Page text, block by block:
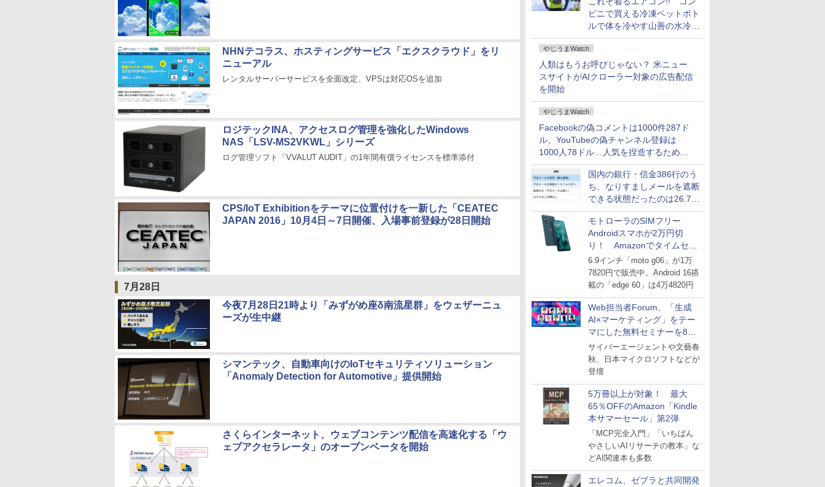
ビニで買える冷凍ペットボト
ルで体を冷やす山善の水冷ベ
ストがロードバイクにちょう
どいい【ぼっち・ざ・ろー
ど！その14】
やじうまWatch
人類はもうお呼びじゃない？ 米ニュー
スサイトがAIクローラー対象の広告配信
を開始
やじうまWatch
Facebookの偽コメントは1000件287ド
ル、YouTubeの偽チャンネル登録は
1000人78ドル…人気を捏造するための
価格リストが公開中
国内の銀行・信金386行のう
ち、なりすましメールを遮断
できる状態だったのは26.7％
にとどまる～GMOブランド
セキュリティ調査
モトローラのSIMフリー
Androidスマホが2万円切
り！ Amazonでタイムセー
ル
6.9インチ「moto g06」が1万
7820円で販売中。Android 16搭
載の「edge 60」は4万4820円
Web担当者Forum、「生成
AI×マーケティング」をテー
マにした無料セミナーを8月
27日にオンライン開催
サイバーエージェントや文藝春
秋、日本マイクロソフトなどが
登壇
5万冊以上が対象！ 最大
65％OFFのAmazon「Kindle
本サマーセール」第2弾
「MCP完全入門」「いちばん
やさしいAIリサーチの教本」な
どAI関連本も多数
エレコム、ゼブラと共同開発
NHNテコラス、ホスティングサービス「エクスクラウド」をリ
ニューアル
レンタルサーバーサービスを全面改定、VPSは対応OSを追加
ロジテックINA、アクセスログ管理を強化したWindows
NAS「LSV-MS2VKWL」シリーズ
ログ管理ソフト「VVALUT AUDIT」の1年間有償ライセンスを標準添付
CPS/IoT Exhibitionをテーマに位置付けを一新した「CEATEC
JAPAN 2016」10月4日～7日開催、入場事前登録が28日開始
7月28日
今夜7月28日21時より「みずがめ座δ南流星群」をウェザーニュ
ーズが生中継
シマンテック、自動車向けのIoTセキュリティソリューション
「Anomaly Detection for Automotive」提供開始
さくらインターネット、ウェブコンテンツ配信を高速化する「ウ
ェブアクセラレータ」のオープンベータを開始